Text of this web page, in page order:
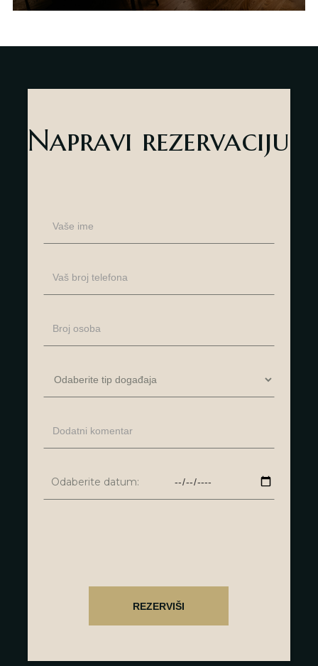
Napravi rezervaciju
Odaberite datum: